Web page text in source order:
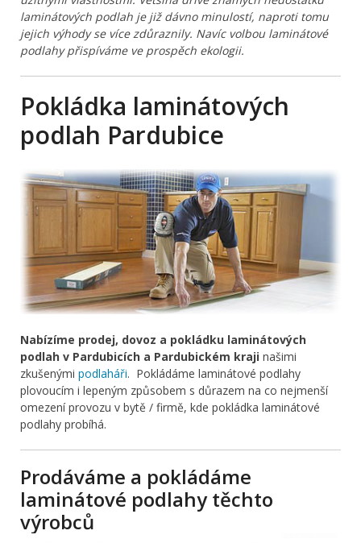
laminátových podlah je již dávno minulostí, naproti tomu
jejich výhody se více zdůraznily. Navíc volbou laminátové
podlahy přispíváme ve prospěch ekologii.
Pokládka laminátových
podlah Pardubice
Nabízíme prodej, dovoz a pokládku laminátových
podlah v Pardubicích a Pardubickém kraji našimi
zkušenými podlaháři. Pokládáme laminátové podlahy
plovoucím i lepeným způsobem s důrazem na co nejmenší
omezení provozu v bytě / firmě, kde pokládka laminátové
podlahy probíhá.
Prodáváme a pokládáme
laminátové podlahy těchto
výrobců